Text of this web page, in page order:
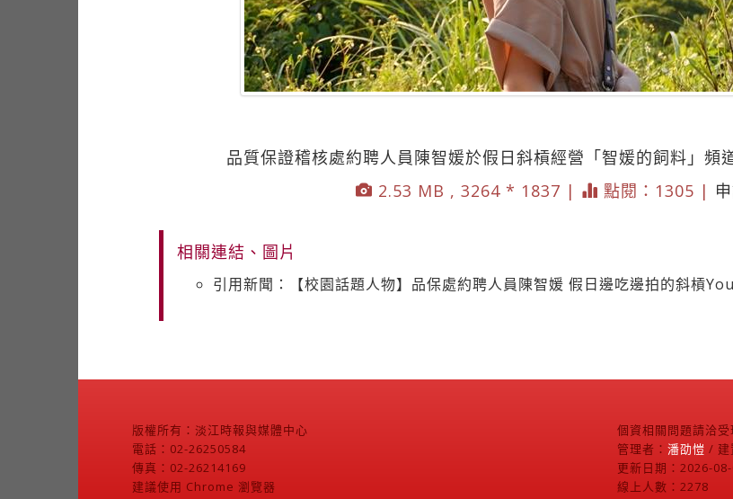
品質保證稽核處約聘人員陳智媛於假日斜槓經營「智媛的飼料」頻
2.53 MB , 3264 * 1837 |
點閱：1305 |
相關連結、圖片
引用新聞：【校園話題人物】品保處約聘人員陳智媛 假日邊吃邊拍的斜槓
版權所有：淡江時報與媒體中心
電話：02-26250584
傳真：02-26214169
建議使用 Chrome 瀏覽器
個資相關問題請洽
管理者： 潘劭愷 / 建
更新日期：2026-
線上人數：2278